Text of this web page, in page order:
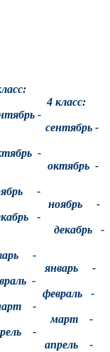
-
-
-
-
-
-
-
-
-
-
-
-
-
-
-
-